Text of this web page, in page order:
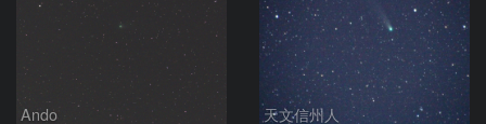
Ando 天文信州人